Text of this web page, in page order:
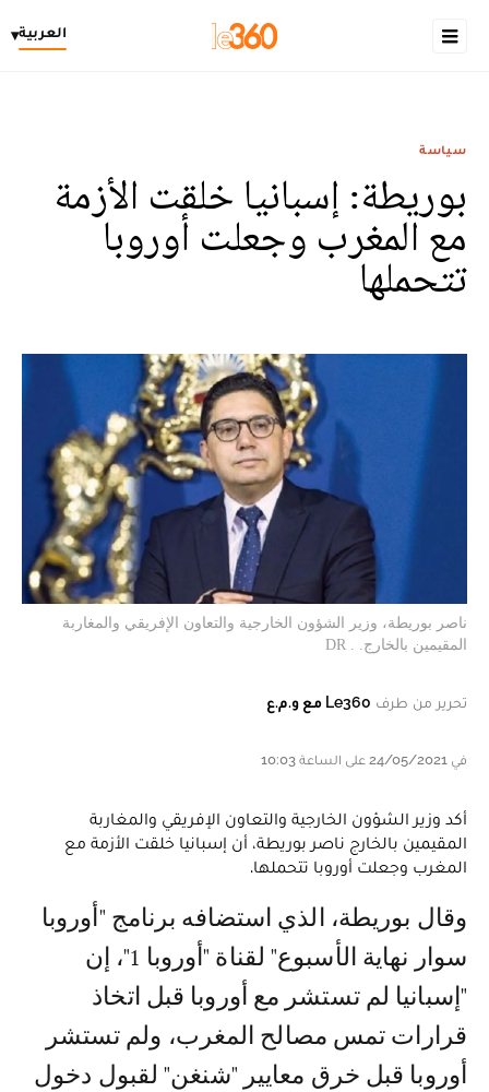
العربية▾
سياسة
بوريطة: إسبانيا خلقت الأزمة
مع المغرب وجعلت أوروبا
تتحملها
ناصر بوريطة، وزير الشؤون الخارجية والتعاون الإفريقي والمغاربة
المقيمين بالخارج. . DR
تحرير من طرف Le360 مع و.م.ع
في 24/05/2021 على الساعة 10:03
أكد وزير الشؤون الخارجية والتعاون الإفريقي والمغاربة
المقيمين بالخارج ناصر بوريطة، أن إسبانيا خلقت الأزمة مع
المغرب وجعلت أوروبا تتحملها.
وقال بوريطة، الذي استضافه برنامج "أوروبا
سوار نهاية الأسبوع" لقناة "أوروبا 1"، إن
"إسبانيا لم تستشر مع أوروبا قبل اتخاذ
قرارات تمس مصالح المغرب، ولم تستشر
أوروبا قبل خرق معايير "شنغن" لقبول دخول